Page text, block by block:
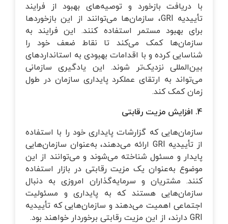
با دریافت بازخورد و توصیه‌های بهبود از فرایند
تأییدیه GRI، سازمان‌ها می‌توانند از این بازخوردها
برای بهبود مستمر استفاده کنند. این فرایند به
سازمان‌ها کمک می‌کند تا نقاط ضعف خود را
شناسایی کرده و با اقدامات بهبودی به استانداردهای
بین‌المللی نزدیک‌تر شوند. این یادگیری سازمانی
می‌تواند به ارتقای عملکرد پایداری سازمان در طول
زمان کمک کند.
4. افزایش مزیت رقابتی
سازمان‌هایی که گزارشات پایداری خود را با استفاده
از تأییدیه GRI ارائه می‌دهند، به‌عنوان سازمان‌هایی
پایدار و مسئول شناخته می‌شوند و می‌توانند از این
موضوع به‌عنوان یک مزیت رقابتی در بازار استفاده
کنند. مشتریان و سرمایه‌گذاران امروزی به دنبال
سازمان‌هایی هستند که به پایداری و مسئولیت
اجتماعی اهمیت می‌دهند و سازمان‌هایی که تأییدیه
GRI دارند، از این مزیت رقابتی برخوردار خواهند بود.